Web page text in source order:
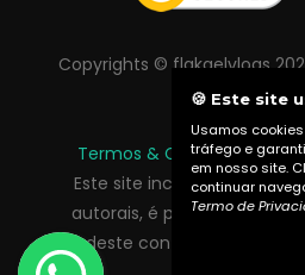
Copyrights © flakaelvlogs
Termos & Condições |
Este site inclui conteúdo
autorais, é proibida
deste conteúdo sem
🍪 Este site
Usamos
tráfego e
em nosso site.
continuar
Termo de